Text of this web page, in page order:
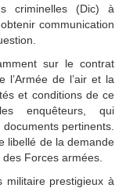
criminelles (Dic) à
communication
sur le contrat
l’Armée de l’air et la
et conditions de ce
enquêteurs, qui
pertinents.
libellé de la demande
Forces armées.
prestigieux à